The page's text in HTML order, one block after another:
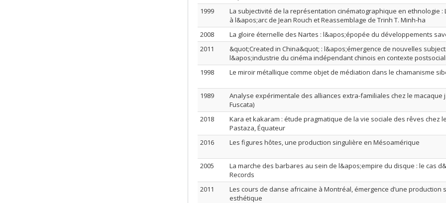
1999
La subjectivité de la représentation cinématographique en ethnologie :
à l&apos;arc de Jean Rouch et Reassemblage de Trinh T. Minh-ha
2008
La gloire éternelle des Nartes : l&apos;épopée du développements
2011
&quot;Created in China&quot; : l&apos;émergence de nouvelles
l&apos;industrie du cinéma indépendant chinois en contexte
1998
Le miroir métallique comme objet de médiation dans le chamanisme
1989
Analyse expérimentale des alliances extra-familiales chez le macaque
Fuscata)
2018
Kara et kakaram : étude pragmatique de la vie sociale des rêves chez
Pastaza, Équateur
2016
Les figures hôtes, une production singulière en Mésoamérique
2005
La marche des barbares au sein de l&apos;empire du disque : le cas
Records
2011
Les cours de danse africaine à Montréal, émergence d’une production
esthétique